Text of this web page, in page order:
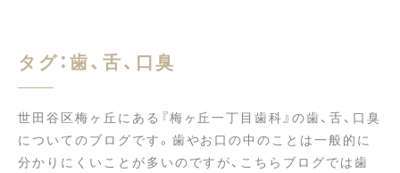
タグ：歯、舌、口臭
世田谷区梅ヶ丘にある『梅ヶ丘一丁目歯科』の歯、舌、口臭
についてのブログです。歯やお口の中のことは一般的に
分かりにくいことが多いのですが、こちらブログでは歯